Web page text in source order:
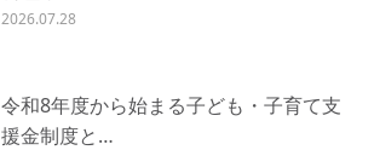
2026.07.28
令和8年度から始まる子ども・子育て支
援金制度と…